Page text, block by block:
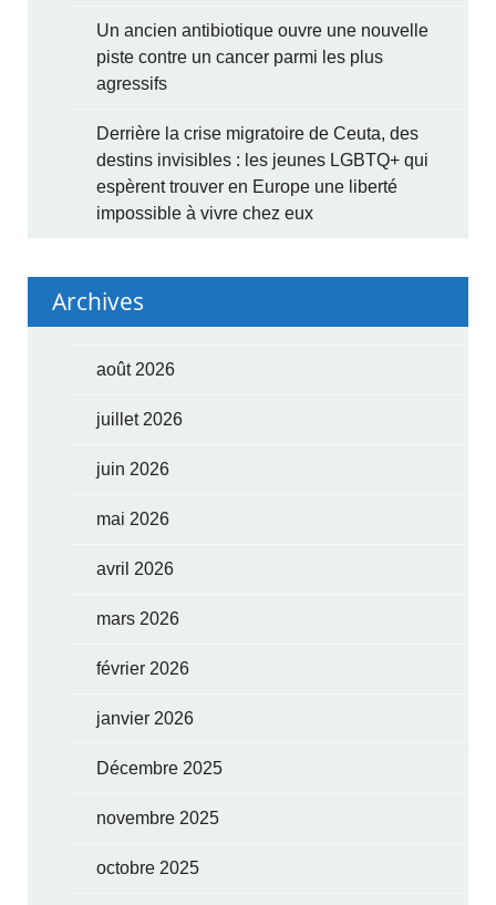
Un ancien antibiotique ouvre une nouvelle
piste contre un cancer parmi les plus
agressifs
Derrière la crise migratoire de Ceuta, des
destins invisibles : les jeunes LGBTQ+ qui
espèrent trouver en Europe une liberté
impossible à vivre chez eux
Archives
août 2026
juillet 2026
juin 2026
mai 2026
avril 2026
mars 2026
février 2026
janvier 2026
Décembre 2025
novembre 2025
octobre 2025